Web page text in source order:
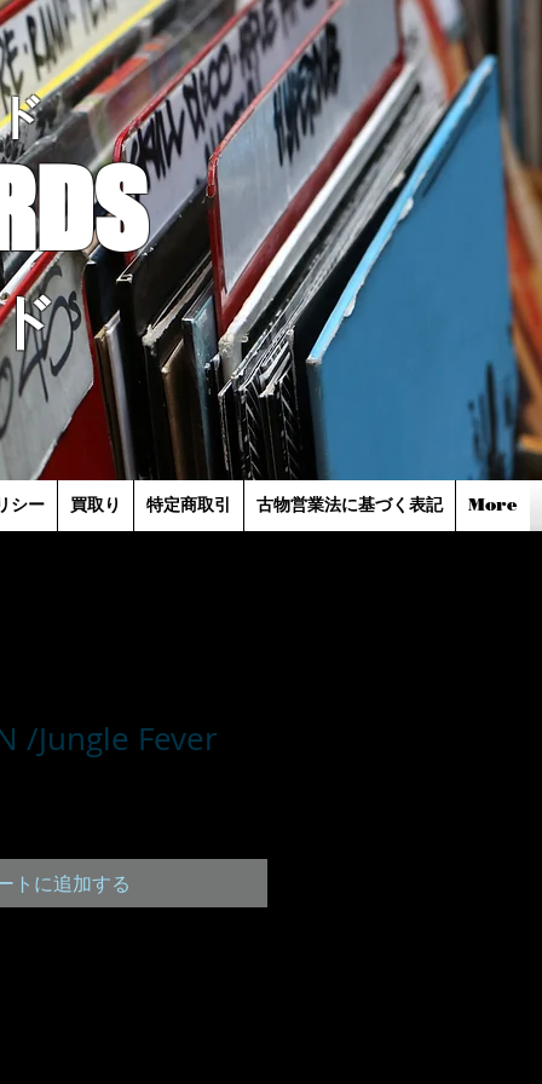
シー 買取り 特定商取引 古物営業法に基づく表記 More
/Jungle Fever
トに追加する